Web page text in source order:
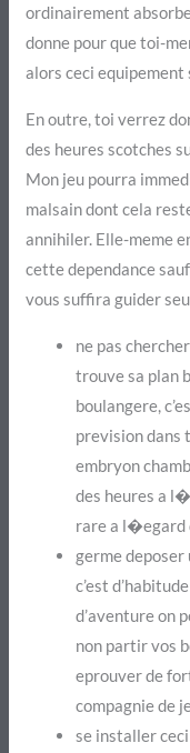
ordinairement
donne pour que toi-
alors ceci equipement
En outre, toi verrez
des heures scotches
Mon jeu pourra
malsain dont cela
annihiler. Elle-meme
cette dependance
vous suffira guider
ne pas
trouve sa plan
boulangere,
prevision dans
embryon
des heures a
rare a l�egard
germe deposer
c’est
d’aventure on
non partir vos
eprouver de
compagnie de
se installer